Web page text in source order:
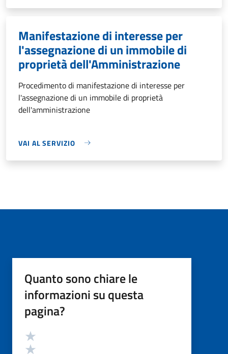
Manifestazione di interesse per
l'assegnazione di un immobile di
proprietà dell'Amministrazione
Procedimento di manifestazione di interesse per
l'assegnazione di un immobile di proprietà
dell'amministrazione
VAI AL SERVIZIO
Quanto sono chiare le
informazioni su questa
pagina?
Valutazione